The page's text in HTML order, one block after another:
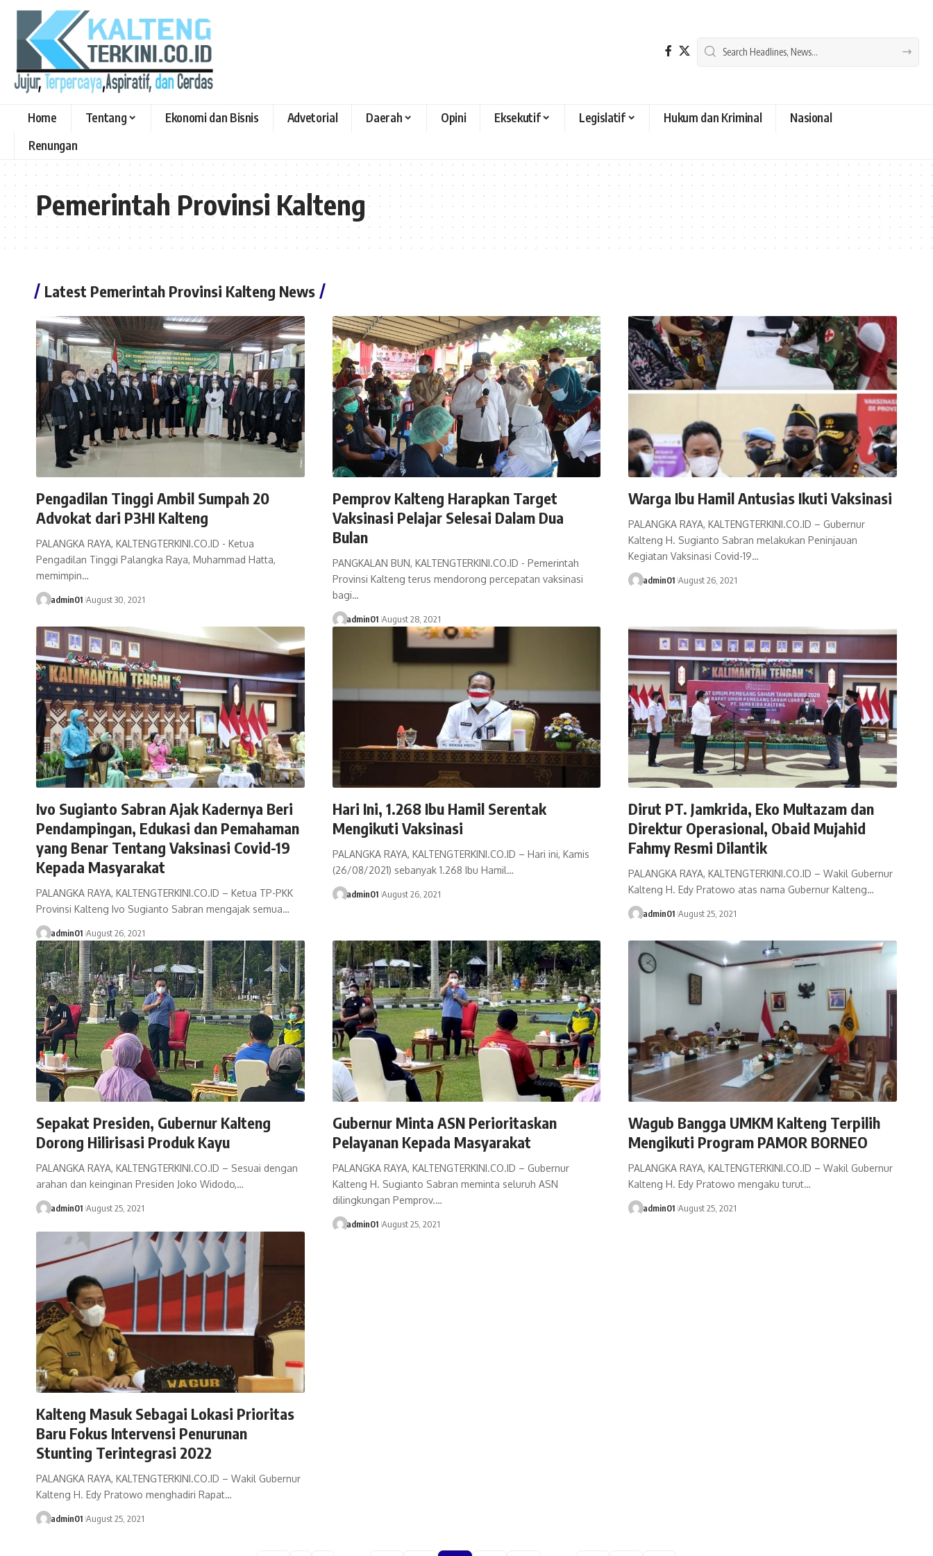
Home Tentang Ekonomi dan Bisnis Advetorial Daerah Opini Eksekutif Legislatif Hukum dan Kriminal
Nasional
Renungan
Pemerintah Provinsi Kalteng
Latest Pemerintah Provinsi Kalteng News
Pengadilan Tinggi Ambil Sumpah 20
Advokat dari P3HI Kalteng
PALANGKA RAYA, KALTENGTERKINI.CO.ID - Ketua
Pengadilan Tinggi Palangka Raya, Muhammad Hatta,
memimpin…
admin01 August 30, 2021
Pemprov Kalteng Harapkan Target
Vaksinasi Pelajar Selesai Dalam Dua
Bulan
PANGKALAN BUN, KALTENGTERKINI.CO.ID - Pemerintah
Provinsi Kalteng terus mendorong percepatan vaksinasi
bagi…
admin01 August 28, 2021
Warga Ibu Hamil Antusias Ikuti Vaksinasi
PALANGKA RAYA, KALTENGTERKINI.CO.ID – Gubernur
Kalteng H. Sugianto Sabran melakukan Peninjauan
Kegiatan Vaksinasi Covid-19…
admin01 August 26, 2021
Ivo Sugianto Sabran Ajak Kadernya Beri
Pendampingan, Edukasi dan Pemahaman
yang Benar Tentang Vaksinasi Covid-19
Kepada Masyarakat
PALANGKA RAYA, KALTENGTERKINI.CO.ID – Ketua TP-PKK
Provinsi Kalteng Ivo Sugianto Sabran mengajak semua…
admin01 August 26, 2021
Hari Ini, 1.268 Ibu Hamil Serentak
Mengikuti Vaksinasi
PALANGKA RAYA, KALTENGTERKINI.CO.ID – Hari ini, Kamis
(26/08/2021) sebanyak 1.268 Ibu Hamil…
admin01 August 26, 2021
Dirut PT. Jamkrida, Eko Multazam dan
Direktur Operasional, Obaid Mujahid
Fahmy Resmi Dilantik
PALANGKA RAYA, KALTENGTERKINI.CO.ID – Wakil Gubernur
Kalteng H. Edy Pratowo atas nama Gubernur Kalteng…
admin01 August 25, 2021
Sepakat Presiden, Gubernur Kalteng
Dorong Hilirisasi Produk Kayu
PALANGKA RAYA, KALTENGTERKINI.CO.ID – Sesuai dengan
arahan dan keinginan Presiden Joko Widodo,…
admin01 August 25, 2021
Gubernur Minta ASN Perioritaskan
Pelayanan Kepada Masyarakat
PALANGKA RAYA, KALTENGTERKINI.CO.ID – Gubernur
Kalteng H. Sugianto Sabran meminta seluruh ASN
dilingkungan Pemprov.…
admin01 August 25, 2021
Wagub Bangga UMKM Kalteng Terpilih
Mengikuti Program PAMOR BORNEO
PALANGKA RAYA, KALTENGTERKINI.CO.ID – Wakil Gubernur
Kalteng H. Edy Pratowo mengaku turut…
admin01 August 25, 2021
Kalteng Masuk Sebagai Lokasi Prioritas
Baru Fokus Intervensi Penurunan
Stunting Terintegrasi 2022
PALANGKA RAYA, KALTENGTERKINI.CO.ID – Wakil Gubernur
Kalteng H. Edy Pratowo menghadiri Rapat…
admin01 August 25, 2021